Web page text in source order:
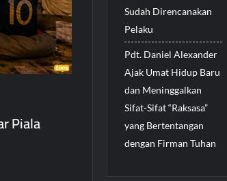
Piala
Sudah Direncanakan
Pelaku
Pdt. Daniel Alexander
Ajak Umat Hidup Baru
dan Meninggalkan
Sifat-Sifat “Raksasa”
yang Bertentangan
dengan Firman Tuhan